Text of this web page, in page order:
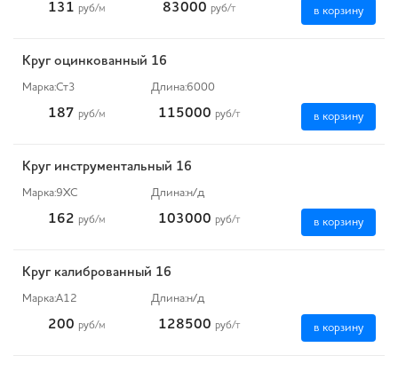
131 руб/м 83000 руб/т в корзину
Круг оцинкованный 16
Марка:Ст3 Длина:6000
187 руб/м 115000 руб/т в корзину
Круг инструментальный 16
Марка:9ХС Длина:н/д
162 руб/м 103000 руб/т в корзину
Круг калиброванный 16
Марка:А12 Длина:н/д
200 руб/м 128500 руб/т в корзину